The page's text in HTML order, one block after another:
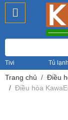
Tivi Tủ lạnh
Trang chủ
Điều
Điều hòa